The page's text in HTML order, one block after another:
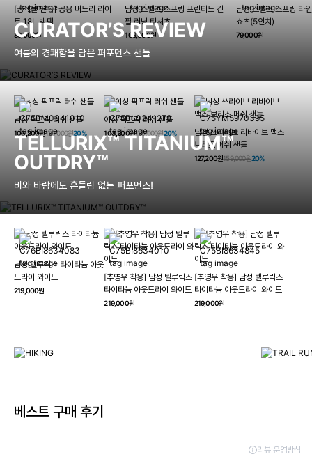
[공식몰 단독] 공용 버드리 라이
트 18L 백팩
89,000원
남성 스텔스 스프링 프린티드 긴
팔 러닝 티셔츠
109,000원
남성 스텔스 스프링 라
쇼츠(5인치)
79,000원
CURATOR’S REVIEW
여름의 경쾌함을 담은 퍼포먼스 샌들
남성 픽프릭 러쉬 샌들
103,200원129,000원20%
여성 픽프릭 러쉬 샌들
103,200원129,000원20%
남성 쓰라이브 리바이브 맥스
브리즈 메쉬 샌들
127,200원159,000원20%
TELLURIX™ TITANIUM™
OUTDRY™
비와 바람에도 흔들림 없는 퍼포먼스!
남성 텔루릭스 타이타늄 아웃
드라이 와이드
219,000원
[추영우 착용] 남성 텔루릭스
타이타늄 아웃드라이 와이드
219,000원
[추영우 착용] 남성 텔루릭스
타이타늄 아웃드라이 와이드
219,000원
HIKING
컬럼비아와 함께 일상을 벗어나
하이킹, 트레킹 등 아웃도어 활동을 즐겨보세요.
베스트 구매 후기